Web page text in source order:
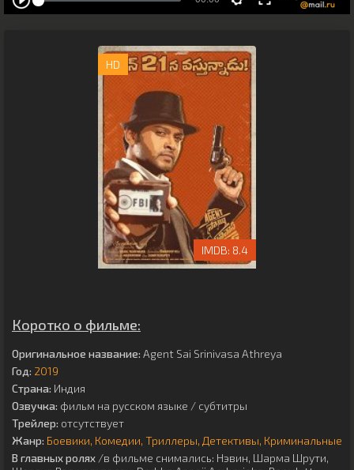
HD
8.4
Коротко о фильме:
Оригинальное название: Agent Sai Srinivasa Athreya
Год: 2019
Страна: Индия
Озвучка: фильм на русском языке / субтитры
Трейлер: отсутствует
Жанр: Боевики Комедии Триллеры Детективы Криминальные
В главных ролях /в фильме снимались: Нэвин, Шарма Шрути,